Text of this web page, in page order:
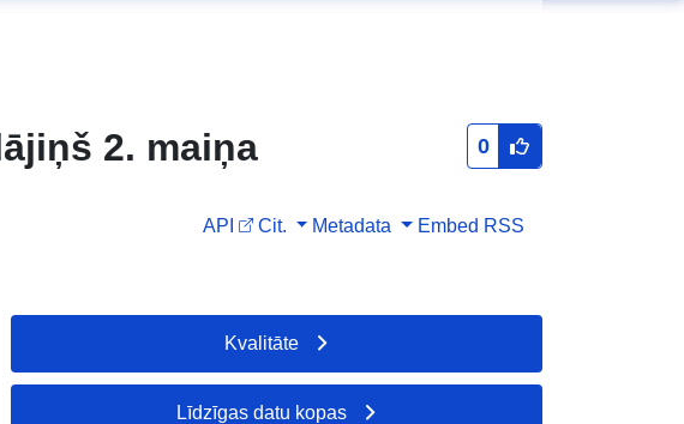
2. maiņa 0
API Cit. Metadata Embed RSS
Kvalitāte
Līdzīgas datu kopas